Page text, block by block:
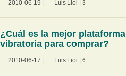
2010-06-19 Luis Lioi 3
¿Cuál es la mejor plataforma
vibratoria para comprar?
2010-06-17 Luis Lioi 6